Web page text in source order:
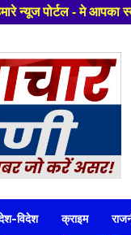
हैं ,यहाँ आपको हमेशा
विदेश क्राइम